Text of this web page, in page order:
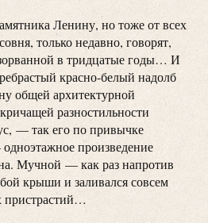
Ленину, но тоже от всех
только недавно, говорят,
в тридцатые годы… И
красно-белый надолб
общей архитектурной
разностильности
— так его по привычке
произведение
Мучной — как раз напротив
крыши и заливался совсем
пристрастий…